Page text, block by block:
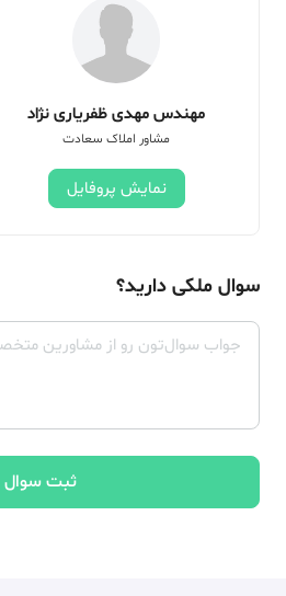
مهندس مهدی ظفریاری نژاد
مشاور املاک سعادت
نمایش پروفایل
سوال ملکی دارید؟
ثبت سوال